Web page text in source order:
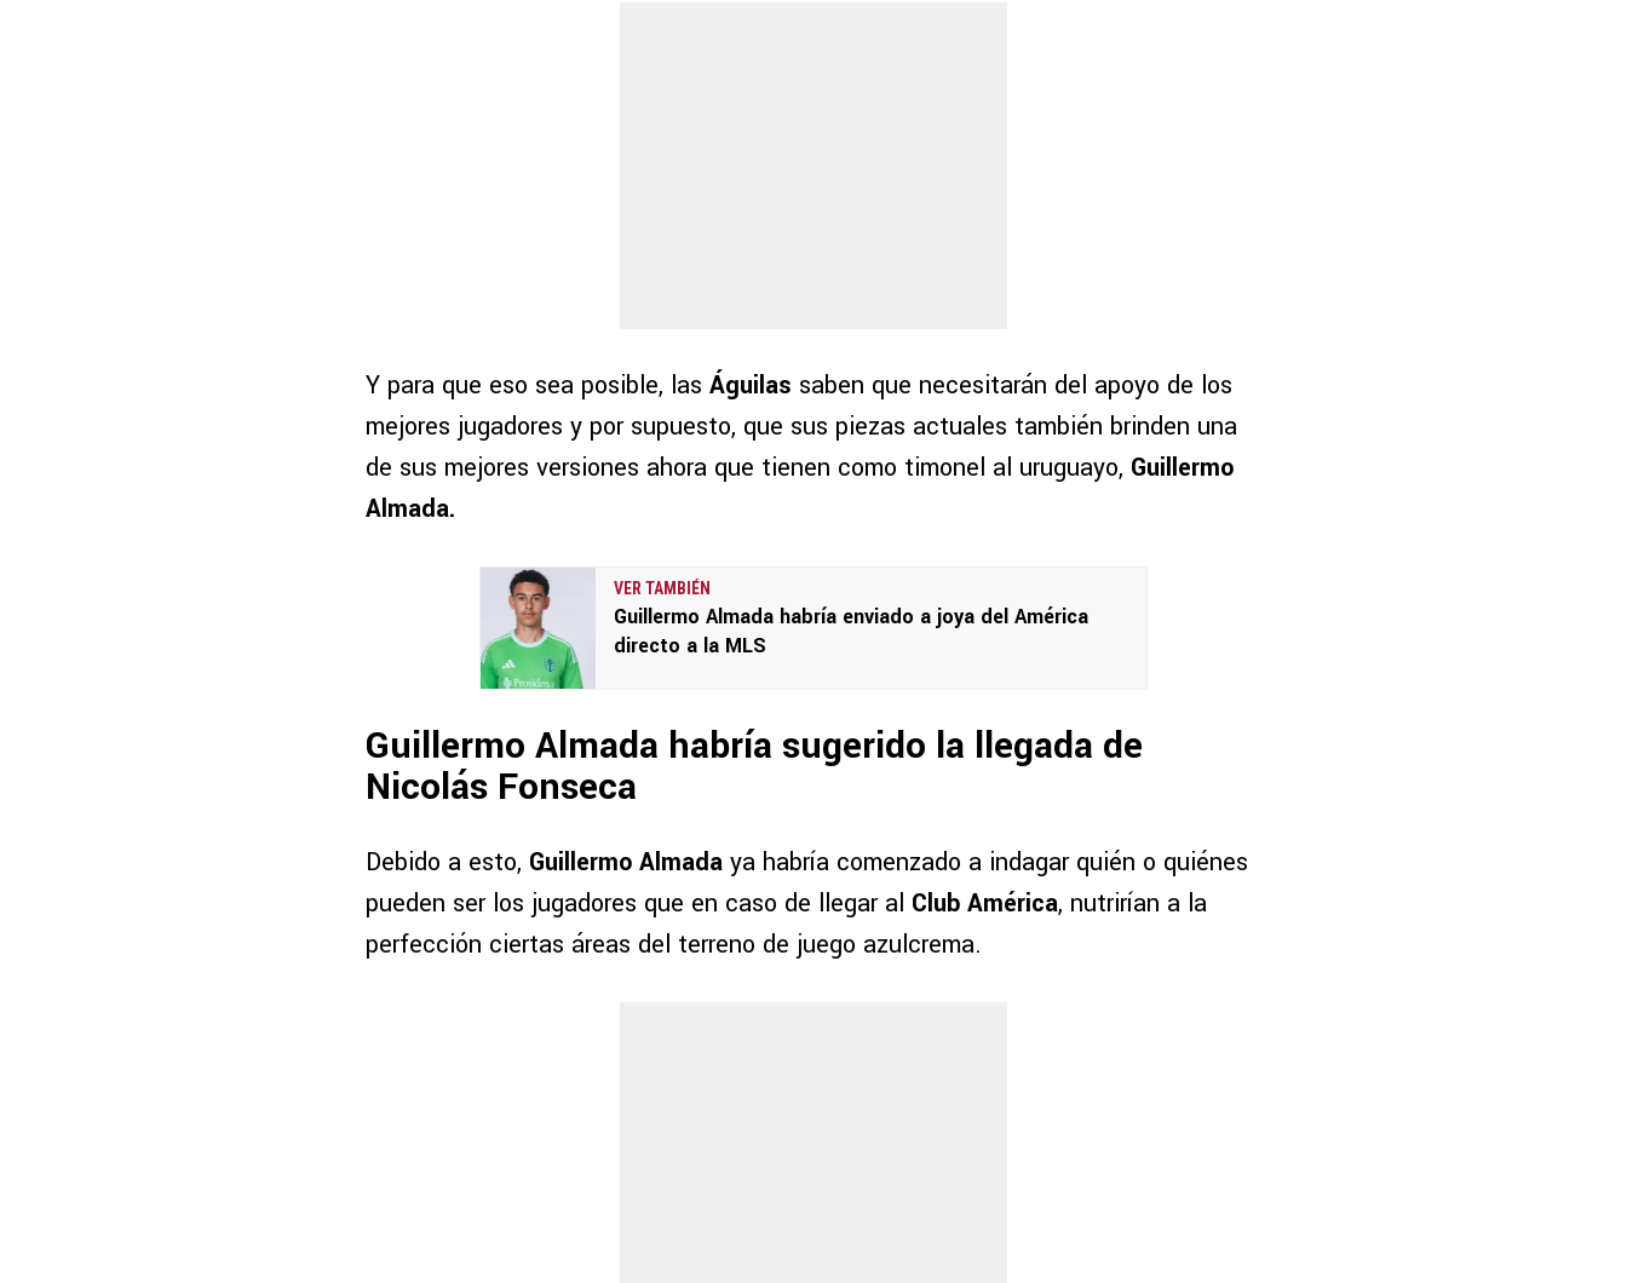
Y para que eso sea posible, las Águilas saben que necesitarán del apoyo de los
mejores jugadores y por supuesto, que sus piezas actuales también brinden una
de sus mejores versiones ahora que tienen como timonel al uruguayo, Guillermo
Almada.
VER TAMBIÉN
Guillermo Almada habría enviado a joya del América
directo a la MLS
Guillermo Almada habría sugerido la llegada de
Nicolás Fonseca
Debido a esto, Guillermo Almada ya habría comenzado a indagar quién o quiénes
pueden ser los jugadores que en caso de llegar al Club América, nutrirían a la
perfección ciertas áreas del terreno de juego azulcrema.